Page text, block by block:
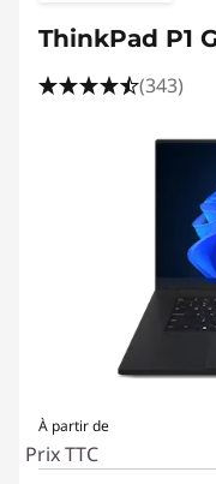
ThinkPad P1
(343)
À partir de
Prix TTC